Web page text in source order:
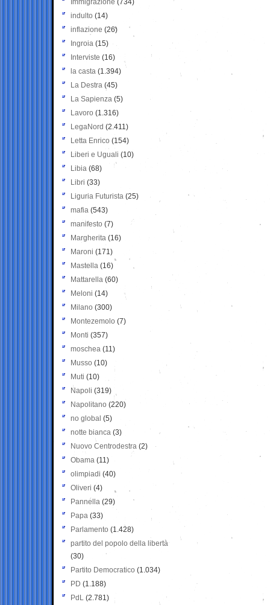
Immigrazione (734)
indulto (14)
inflazione (26)
Ingroia (15)
Interviste (16)
la casta (1.394)
La Destra (45)
La Sapienza (5)
Lavoro (1.316)
LegaNord (2.411)
Letta Enrico (154)
Liberi e Uguali (10)
Libia (68)
Libri (33)
Liguria Futurista (25)
mafia (543)
manifesto (7)
Margherita (16)
Maroni (171)
Mastella (16)
Mattarella (60)
Meloni (14)
Milano (300)
Montezemolo (7)
Monti (357)
moschea (11)
Musso (10)
Muti (10)
Napoli (319)
Napolitano (220)
no global (5)
notte bianca (3)
Nuovo Centrodestra (2)
Obama (11)
olimpiadi (40)
Oliveri (4)
Pannella (29)
Papa (33)
Parlamento (1.428)
partito del popolo della libertà
(30)
Partito Democratico (1.034)
PD (1.188)
PdL (2.781)